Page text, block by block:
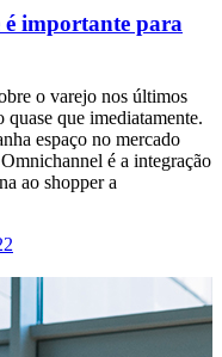
é importante para
o varejo nos últimos
quase que imediatamente.
espaço no mercado
é a integração
ao shopper a